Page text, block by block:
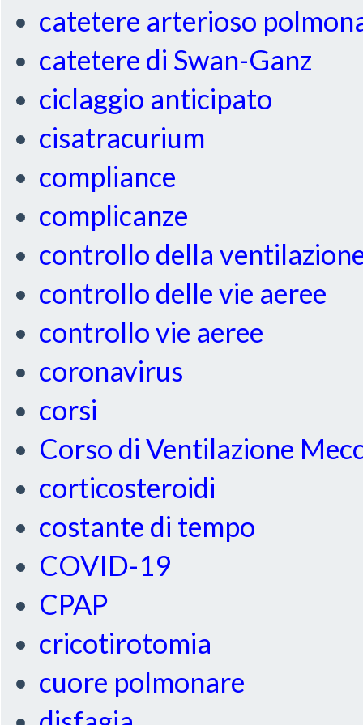
catetere arterioso
catetere di Swan-Ganz
ciclaggio anticipato
cisatracurium
compliance
complicanze
controllo della
controllo delle vie aeree
controllo vie aeree
coronavirus
corsi
Corso di Ventilazione
corticosteroidi
costante di tempo
COVID-19
CPAP
cricotirotomia
cuore polmonare